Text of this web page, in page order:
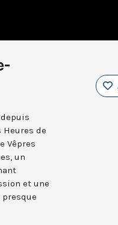
Heures de
Vêpres
un
et une
presque